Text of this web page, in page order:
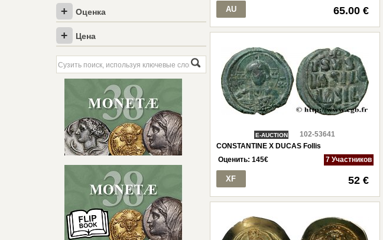
Оценка
Цена
AU 65.00 €
E-AUCTION
102-53641
CONSTANTINE X DUCAS Follis
Оценить:145€ 7 Участников
XF 52 €